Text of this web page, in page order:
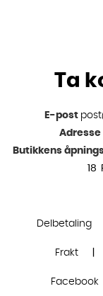
Ta
E-post
Adresse
Butikkens
18
Delbetaling
Frakt
Facebook